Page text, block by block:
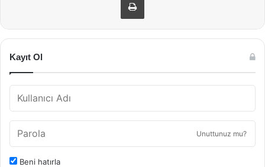
Kayıt Ol
Unuttunuz mu?
Beni hatırla